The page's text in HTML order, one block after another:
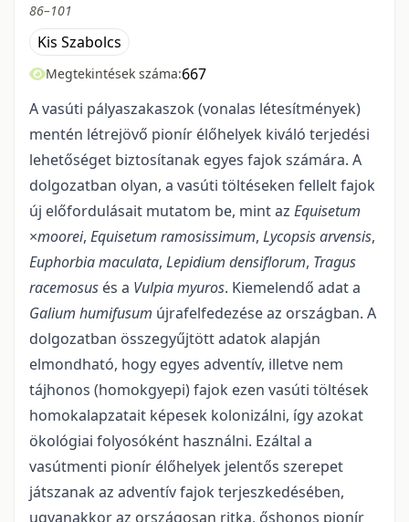
86–101
Kis Szabolcs
Megtekintések száma:667
A vasúti pályaszakaszok (vonalas létesítmények)
mentén létrejövő pionír élőhelyek kiváló terjedési
lehetőséget biztosítanak egyes fajok számára. A
dolgozatban olyan, a vasúti töltéseken fellelt fajok
új előfordulásait mutatom be, mint az Equisetum
×moorei, Equisetum ramosissimum, Lycopsis arvensis,
Euphorbia maculata, Lepidium densiflorum, Tragus
racemosus és a Vulpia myuros. Kiemelendő adat a
Galium humifusum újrafelfedezése az országban. A
dolgozatban összegyűjtött adatok alapján
elmondható, hogy egyes adventív, illetve nem
tájhonos (homokgyepi) fajok ezen vasúti töltések
homokalapzatait képesek kolonizálni, így azokat
ökológiai folyosóként használni. Ezáltal a
vasútmenti pionír élőhelyek jelentős szerepet
játszanak az adventív fajok terjeszkedésében,
ugyanakkor az orszá­gosan ritka, őshonos pionír